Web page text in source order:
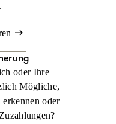
oder Ihre
Mögliche,
oder